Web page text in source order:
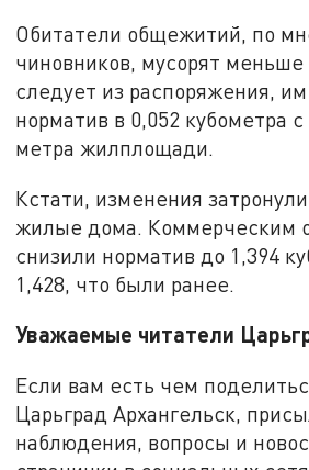
Обитатели общежитий, по
чиновников, мусорят меньше
следует из распоряжения,
норматив в 0,052 кубометра с
метра жилплощади.
Кстати, изменения
жилые дома. Коммерческим
снизили норматив до 1,394
1,428, что были ранее.
Уважаемые читатели
Если вам есть чем
Царьград Архангельск,
наблюдения, вопросы и